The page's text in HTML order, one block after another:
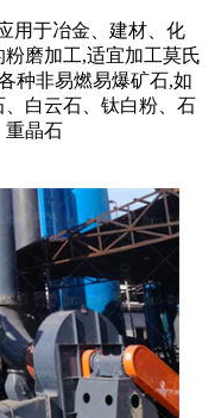
用于冶金、建材、化
磨加工,适宜加工莫氏
种非易燃易爆矿石,如
白云石、钛白粉、石
重晶石